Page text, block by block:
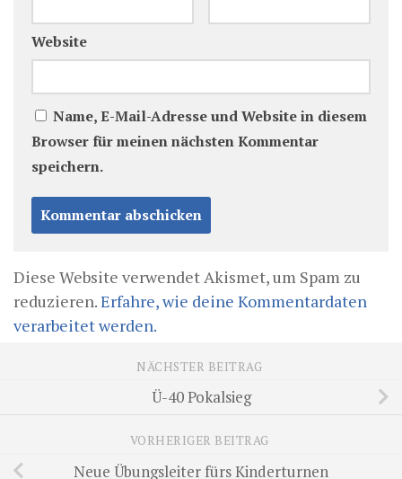
Website
Name, E-Mail-Adresse und Website in diesem
Browser für meinen nächsten Kommentar
speichern.
Diese Website verwendet Akismet, um Spam zu
reduzieren.Erfahre, wie deine Kommentardaten
verarbeitet werden.
NÄCHSTER BEITRAG
Ü-40 Pokalsieg
VORHERIGER BEITRAG
Neue Übungsleiter fürs Kinderturnen